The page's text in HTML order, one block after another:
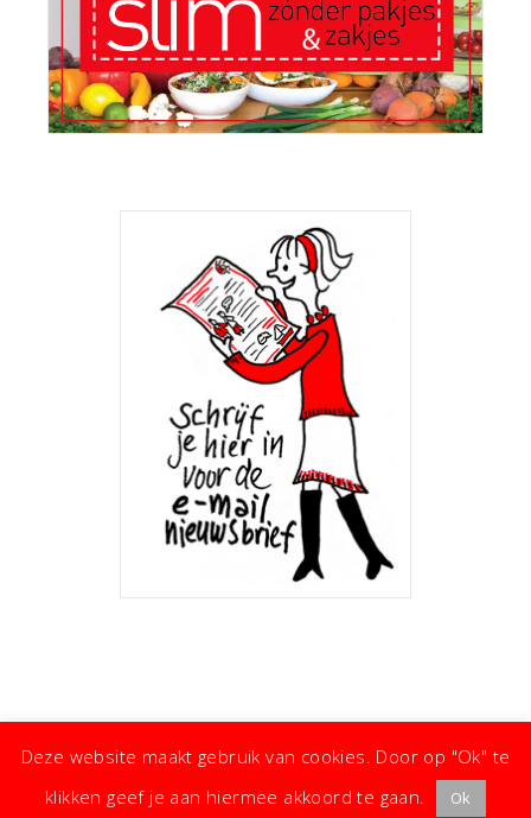
Deze website maakt gebruik van cookies. Door op "Ok" te
klikken geef je aan hiermee akkoord te gaan.
Ok